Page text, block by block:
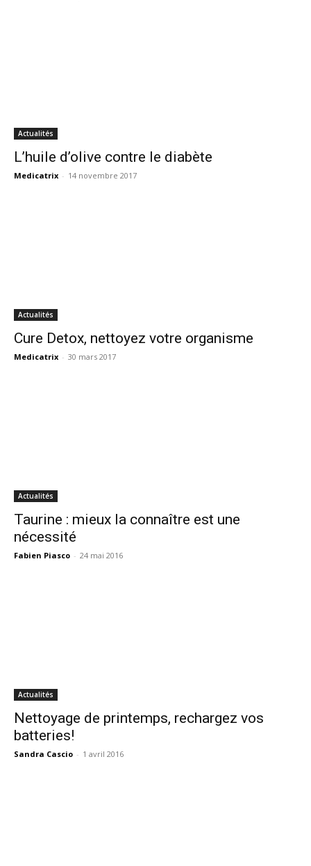
Actualités
L’huile d’olive contre le diabète
Medicatrix - 14 novembre 2017
Actualités
Cure Detox, nettoyez votre organisme
Medicatrix - 30 mars 2017
Actualités
Taurine : mieux la connaître est une
nécessité
Fabien Piasco - 24 mai 2016
Actualités
Nettoyage de printemps, rechargez vos
batteries!
Sandra Cascio - 1 avril 2016